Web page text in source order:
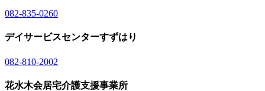
082-835-0260
デイサービスセンターすずはり
082-810-2002
花水木会居宅介護支援事業所